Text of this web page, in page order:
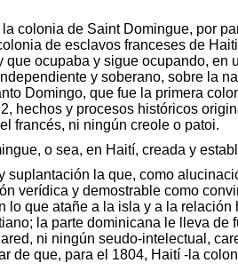
colonia de Saint Domingue, por
de esclavos franceses de
ocupaba y sigue ocupando, en
y soberano, sobre la
Domingo, que fue la primera
hechos y procesos históricos
francés, ni ningún creole o patoi.
o sea, en Haití, creada y
la que, como
verídica y demostrable como
que atañe a la isla y a la
la parte dominicana le lleva de
ni ningún seudo-intelectual,
de que, para el 1804, Haití -la